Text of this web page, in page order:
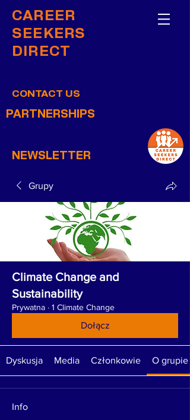
CAREER
SEEKERS
DIRECT
CONTACT US
PARTNERSHIPS
NEWSLETTER
Grupy
Climate Change and
Sustainability
Prywatna · 1 Climate Change
Dołącz
Dyskusja Media Członkowie O grupie
Info